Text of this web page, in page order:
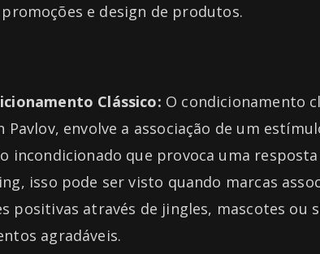
e design de produtos.
Clássico: O condicionamento
Pavlov, envolve a associação de um
incondicionado que provoca uma
isso pode ser visto quando marcas
positivas através de jingles, mascotes ou
agradáveis.